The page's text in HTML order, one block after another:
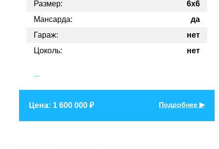
Размер:
6х6
Мансарда:
да
Гараж:
нет
Цоколь:
нет
...
Цена: 1 600 000 ₽ Подробнее ▶